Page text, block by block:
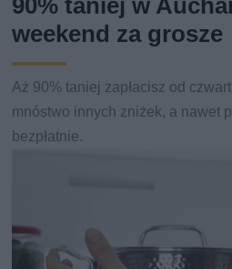
90% taniej w
weekend za grosze
Aż 90% taniej zapłacisz od
mnóstwo innych zniżek, a nawet
bezpłatnie.